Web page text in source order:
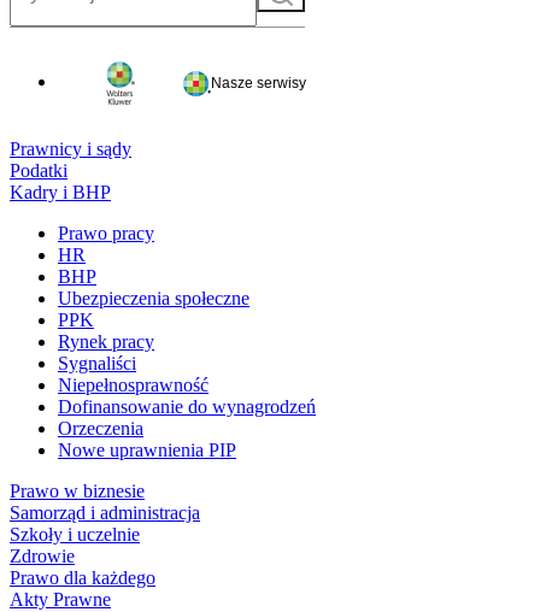
Nasze serwisy
Prawnicy i sądy
Podatki
Kadry i BHP
Prawo pracy
HR
BHP
Ubezpieczenia społeczne
PPK
Rynek pracy
Sygnaliści
Niepełnosprawność
Dofinansowanie do wynagrodzeń
Orzeczenia
Nowe uprawnienia PIP
Prawo w biznesie
Samorząd i administracja
Szkoły i uczelnie
Zdrowie
Prawo dla każdego
Akty Prawne